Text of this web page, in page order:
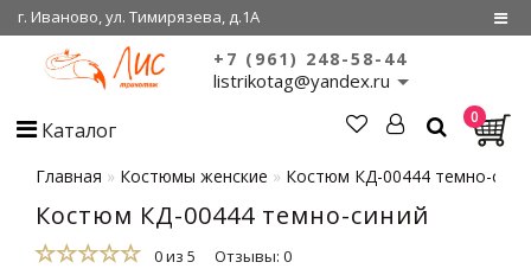
г. Иваново, ул. Тимирязева, д.1А
Регистрация
Войти
О нас
Сертификаты
+7 (961) 248-58-44
listrikotag@yandex.ru
Каталог 0
Главная Костюмы женские Костюм КД-00444 темно-
Костюм КД-00444 темно-синий
0 из 5 Отзывы: 0